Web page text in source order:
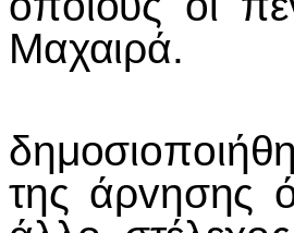
Μαχαιρά.
Η
δημoσιoπo
της άρvησης